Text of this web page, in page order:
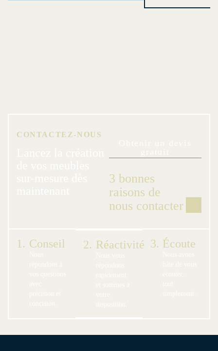
CONTACTEZ-NOUS
3 bonnes
raisons de
nous contacter
1. Conseil 2. Réactivité 3. Écoute